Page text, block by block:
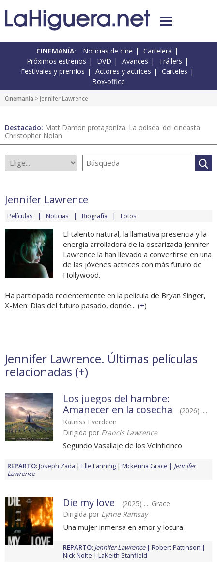
CINEMANÍA: Noticias de cine
Cartelera
Próximos estrenos
DVD Avances
Tráilers
Festivales y premios
Actores y actrices
Carteles
Box-office
Cinemanía > Jennifer Lawrence
Destacado: Matt Damon protagoniza 'La odisea' del cineasta
Christopher Nolan
Jennifer Lawrence
Películas Noticias Biografía Fotos
El talento natural, la llamativa presencia y la
energía arrolladora de la oscarizada Jennifer
Lawrence la han llevado a convertirse en una
de las jóvenes actrices con más futuro de
Hollywood.
Ha participado recientemente en la película de Bryan Singer,
X-Men: Días del futuro pasado, donde... (+)
Jennifer Lawrence. Últimas películas
relacionadas (+)
Los juegos del hambre:
Amanecer en la cosecha
(2026) ....
Katniss Everdeen
Dirigida por Francis Lawrence
Segundo Vasallaje de los Veinticinco
REPARTO: Joseph Zada Elle Fanning Mckenna Grace
Jennifer
Lawrence
Die my love
(2025) .... Grace
Dirigida por Lynne Ramsay
Una mujer inmersa en amor y locura
REPARTO: Jennifer Lawrence
Robert Pattinson
Nick Nolte
LaKeith Stanfield